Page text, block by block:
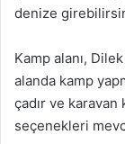
denize
Kamp alanı,
alanda kamp
çadır ve karavan
seçenekleri